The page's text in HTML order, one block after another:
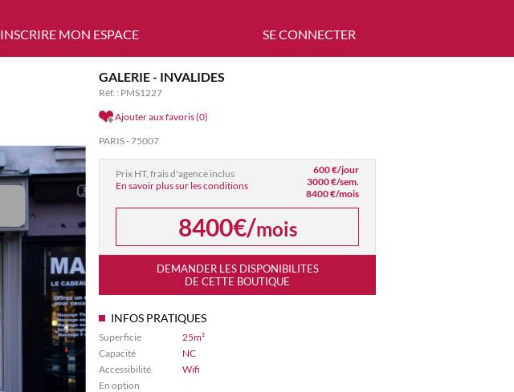
INSCRIRE MON ESPACE SE CONNECTER
GALERIE - INVALIDES
Réf. : PMS1227
Ajouter aux favoris (0)
PARIS - 75007
Prix HT, frais d'agence inclus
En savoir plus sur les conditions
600 €/jour
3000 €/sem.
8400 €/mois
8400€/mois
DEMANDER LES DISPONIBILITES
DE CETTE BOUTIQUE
INFOS PRATIQUES
Superficie
25m²
Capacité
NC
Accessibilité
Wifi
En option